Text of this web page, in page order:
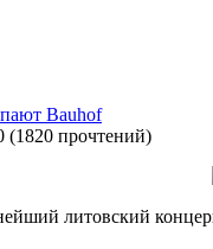
Bauhof
(1820 прочтений)
литовский